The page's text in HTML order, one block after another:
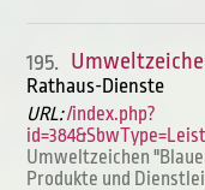
195.
Rathaus-Dienste
URL:/index.php?
Umweltzeichen
Produkte und